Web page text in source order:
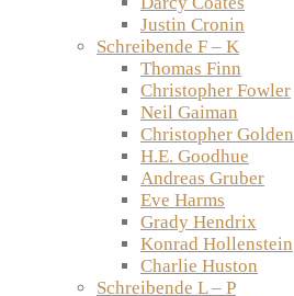
Justin Cronin
Schreibende F – K
Thomas Finn
Christopher Fowler
Neil Gaiman
Christopher Golden
H.E. Goodhue
Andreas Gruber
Eve Harms
Grady Hendrix
Konrad Hollenstein
Charlie Huston
Schreibende L – P